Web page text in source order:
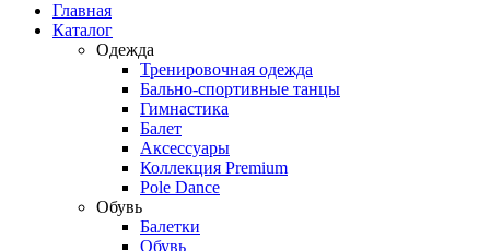
Главная
Каталог
Одежда
Тренировочная одежда
Бально-спортивные танцы
Гимнастика
Балет
Аксессуары
Коллекция Premium
Pole Dance
Обувь
Балетки
Обувь